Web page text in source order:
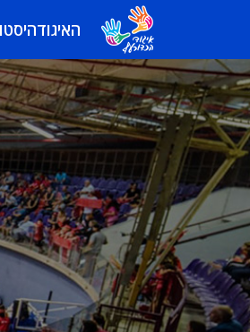
האיגוד